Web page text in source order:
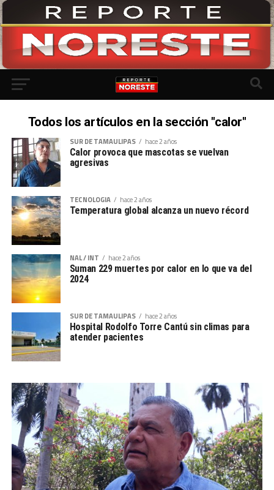
Todos los artículos en la sección "calor"
SUR DE TAMAULIPAS hace 2 años
Calor provoca que mascotas se vuelvan
agresivas
TECNOLOGIA hace 2 años
Temperatura global alcanza un nuevo récord
NAL / INT hace 2 años
Suman 229 muertes por calor en lo que va del
2024
SUR DE TAMAULIPAS hace 2 años
Hospital Rodolfo Torre Cantú sin climas para
atender pacientes